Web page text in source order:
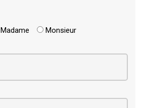
Madame
Monsieur